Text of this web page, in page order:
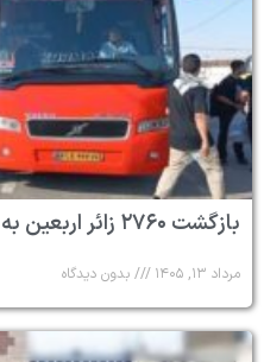
بازگشت ۲۷۶۰ زائر اربعین به استان البرز
مرداد ۱۳, ۱۴۰۵ بدون دیدگاه